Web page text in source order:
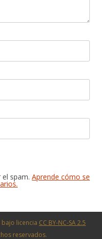
spam. Aprende cómo se
licencia CC BY-NC-SA 2.5
reservados.